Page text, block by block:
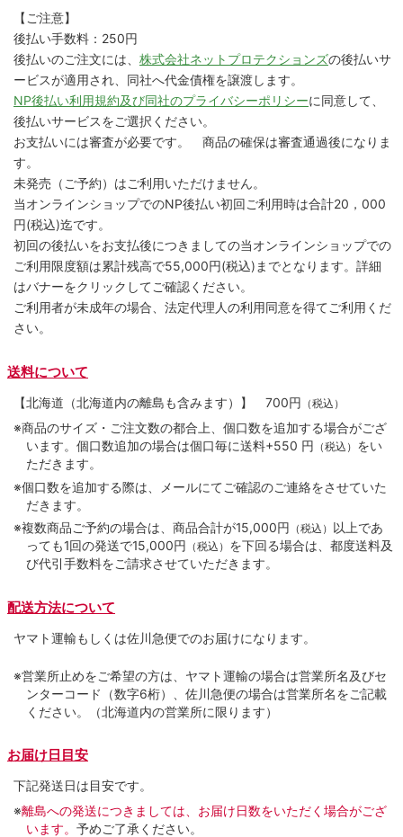
【ご注意】
後払い手数料：250円
後払いのご注文には、 株式会社ネットプロテクションズの後払いサ
ービスが適用され、同社へ代金債権を譲渡します。
NP後払い利用規約及び同社のプライバシーポリシーに同意して、
後払いサービスをご選択ください。
お支払いには審査が必要です。 商品の確保は審査通過後になりま
す。
未発売（ご予約）はご利用いただけません。
当オンラインショップでのNP後払い初回ご利用時は合計20，000
円(税込)迄です。
初回の後払いをお支払後につきましての当オンラインショップでの
ご利用限度額は累計残高で55,000円(税込)までとなります。詳細
はバナーをクリックしてご確認ください。
ご利用者が未成年の場合、法定代理人の利用同意を得てご利用くだ
さい。
送料について
【北海道（北海道内の離島も含みます）】 700円 （税込）
※商品のサイズ・ご注文数の都合上、個口数を追加する場合がござ
います。個口数追加の場合は個口毎に送料+550 円 （税込） をい
ただきます。
※個口数を追加する際は、メールにてご確認のご連絡をさせていた
だきます。
※複数商品ご予約の場合は、商品合計が15,000円 （税込） 以上であ
っても1回の発送で15,000円 （税込） を下回る場合は、都度送料及
び代引手数料をご請求させていただきます。
配送方法について
ヤマト運輸もしくは佐川急便でのお届けになります。
※営業所止めをご希望の方は、ヤマト運輸の場合は営業所名及びセ
ンターコード（数字6桁）、佐川急便の場合は営業所名をご記載
ください。（北海道内の営業所に限ります）
お届け日目安
下記発送日は目安です。
※離島への発送につきましては、お届け日数をいただく場合がござ
います。 予めご了承ください。